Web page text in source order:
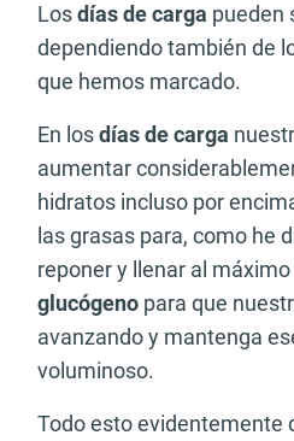
Losdías de carga pueden
dependiendo también de
que hemos marcado.
En losdías de carga
aumentar
hidratos incluso por
las grasas para, como he
reponer y llenar al
glucógeno para que
avanzando y mantenga
voluminoso.
Todo esto evidentemente